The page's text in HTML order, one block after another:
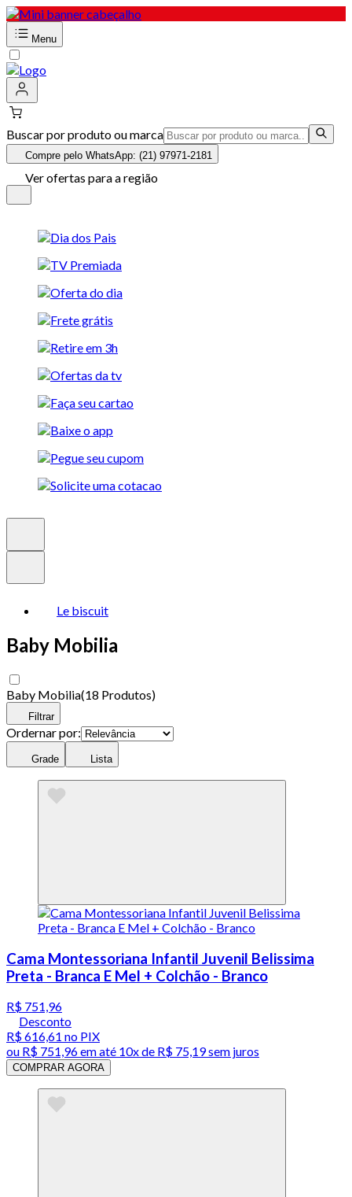
Menu
Buscar por produto ou marca
Compre pelo WhatsApp: (21) 97971-2181
Ver ofertas para a região
Le biscuit
Baby Mobilia
Baby Mobilia(18 Produtos)
Filtrar
Ordernar por:
Grade Lista
Cama Montessoriana Infantil Juvenil Belissima
Preta - Branca E Mel + Colchão - Branco
R$ 751,96
Desconto
R$ 616,61 no PIX
ou R$ 751,96em até 10x de R$ 75,19 sem juros
COMPRAR AGORA